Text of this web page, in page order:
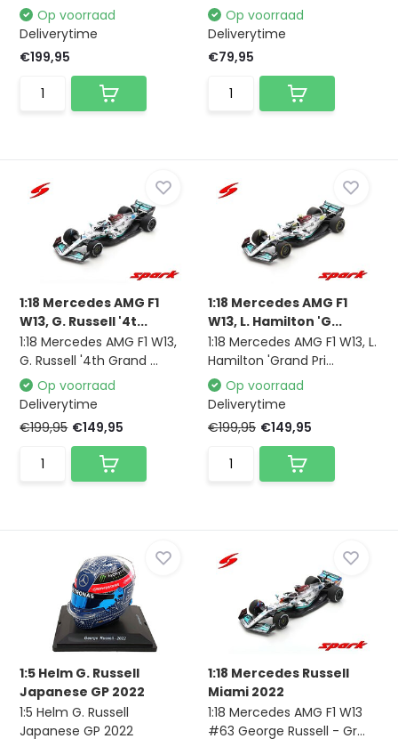
Op voorraad
Deliverytime
€199,95
Op voorraad
Deliverytime
€79,95
1:18 Mercedes AMG F1
W13, G. Russell '4t...
1:18 Mercedes AMG F1 W13,
G. Russell '4th Grand ...
Op voorraad
Deliverytime
€199,95 €149,95
1:18 Mercedes AMG F1
W13, L. Hamilton 'G...
1:18 Mercedes AMG F1 W13, L.
Hamilton 'Grand Pri...
Op voorraad
Deliverytime
€199,95 €149,95
1:5 Helm G. Russell
Japanese GP 2022
1:5 Helm G. Russell
Japanese GP 2022
1:18 Mercedes Russell
Miami 2022
1:18 Mercedes AMG F1 W13
#63 George Russell - Gr...